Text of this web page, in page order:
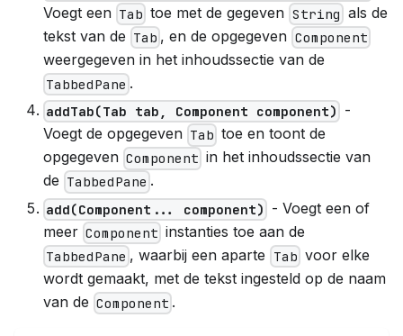
Voegt een Tab toe met de gegevenString als de
tekst van de Tab , en de opgegevenComponent
weergegeven in het inhoudssectie van de
TabbedPane .
addTab(Tab tab, Component component) -
Voegt de opgegeven Tab toe en toont de
opgegeven Component in het inhoudssectie van
de TabbedPane .
add(Component... component) - Voegt een of
meer Component instanties toe aan de
TabbedPane , waarbij een aparte Tabvoor elke
wordt gemaakt, met de tekst ingesteld op de naam
van de Component .